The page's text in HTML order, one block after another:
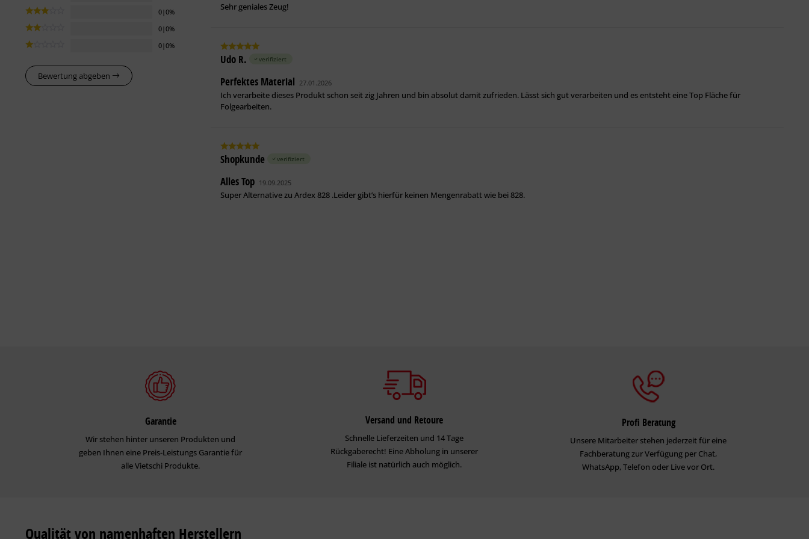
0|0%
0|0%
0|0%
Bewertung abgeben
Sehr geniales Zeug!
Udo R. verifiziert
Perfektes Material 27.01.2026
Ich verarbeite dieses Produkt schon seit zig Jahren und bin absolut damit zufrieden. Lässt sich gut verarbeiten und es entsteht eine Top Fläche für
Folgearbeiten.
Shopkunde verifiziert
Alles Top 19.09.2025
Super Alternative zu Ardex 828 .Leider gibt’s hierfür keinen Mengenrabatt wie bei 828.
Garantie
Wir stehen hinter unseren Produkten und
geben Ihnen eine Preis-Leistungs Garantie für
alle Vietschi Produkte.
Versand und Retoure
Schnelle Lieferzeiten und 14 Tage
Rückgaberecht! Eine Abholung in unserer
Filiale ist natürlich auch möglich.
Profi Beratung
Unsere Mitarbeiter stehen jederzeit für eine
Fachberatung zur Verfügung per Chat,
WhatsApp, Telefon oder Live vor Ort.
Qualität von namenhaften Herstellern